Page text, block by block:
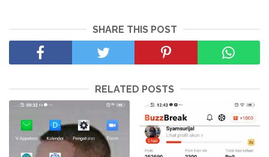
SHARE THIS POST
RELATED POSTS